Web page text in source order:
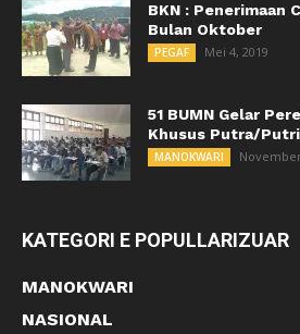
BKN : Penerimaan
Bulan Oktober
PEGAF Mei 4, 2019
51 BUMN Gelar
Khusus Putra/Putri
MANOKWARI
KATEGORI E POPULLARIZUAR
MANOKWARI
NASIONAL